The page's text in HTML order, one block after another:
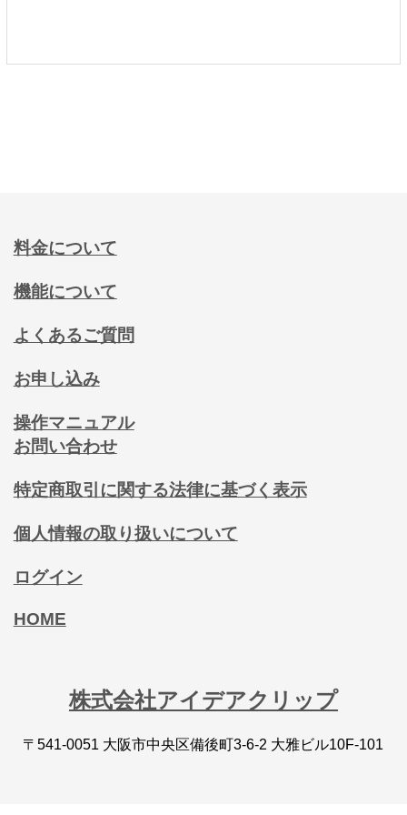
料金について
機能について
よくあるご質問
お申し込み
操作マニュアル
お問い合わせ
特定商取引に関する法律に基づく表示
個人情報の取り扱いについて
ログイン
HOME
株式会社アイデアクリップ
〒541-0051 大阪市中央区備後町3-6-2 大雅ビル10F-101